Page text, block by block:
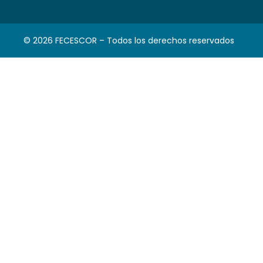
© 2026 FECESCOR – Todos los derechos reservados